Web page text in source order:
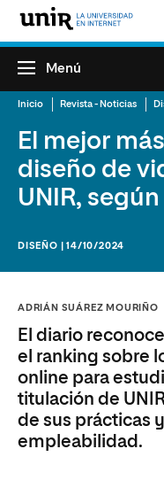
Menú
Inicio Revista - Noticias
El mejor
diseño de
UNIR,
DISEÑO | 14/10/2024
ADRIÁN SUÁREZ MOURIÑO
El diario
el ranking sobre
online para
titulación de
de sus prácticas
empleabilidad.